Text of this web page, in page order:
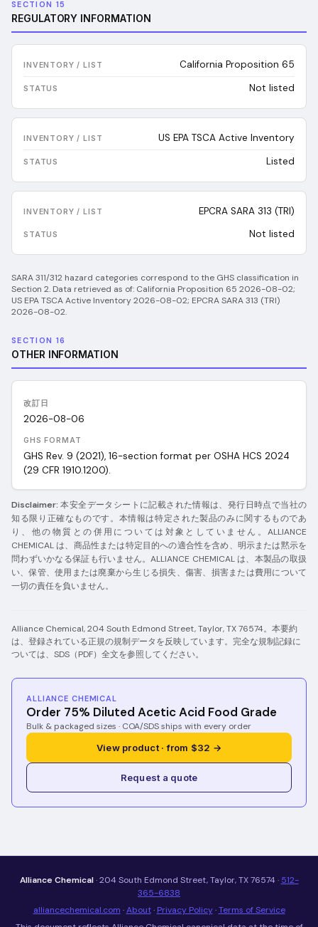
SECTION 15
REGULATORY INFORMATION
California Proposition 65
Not listed
US EPA TSCA Active Inventory
Listed
EPCRA SARA 313 (TRI)
Not listed
SARA 311/312 hazard categories correspond to the GHS classification in
Section 2. Data retrieved as of: California Proposition 65 2026-08-02;
US EPA TSCA Active Inventory 2026-08-02; EPCRA SARA 313 (TRI)
2026-08-02.
SECTION 16
OTHER INFORMATION
改訂日
2026-08-06
GHS FORMAT
GHS Rev. 9 (2021), 16-section format per OSHA HCS 2024
(29 CFR 1910.1200).
Disclaimer: 本安全データシートに記載された情報は、発行日時点で当社の
知る限り正確なものです。本情報は特定された製品のみに関するものであ
り、他の物質との併用については対象としていません。ALLIANCE
CHEMICAL は、商品性または特定目的への適合性を含め、明示または黙示を
問わずいかなる保証も行いません。ALLIANCE CHEMICAL は、本製品の取扱
い、保管、使用または廃棄から生じる損失、傷害、損害または費用について
一切の責任を負いません。
Alliance Chemical, 204 South Edmond Street, Taylor, TX 76574。本要約
は、登録されている正規の規制データを反映しています。完全な規制記録に
ついては、SDS（PDF）全文を参照してください。
ALLIANCE CHEMICAL
Order 75% Diluted Acetic Acid Food Grade
Bulk & packaged sizes · COA/SDS ships with every order
View product · from $32 →
Request a quote
Alliance Chemical· 204 South Edmond Street, Taylor, TX 76574 · 512-
365-6838
alliancechemical.com ·About· Privacy Policy·Terms of Service